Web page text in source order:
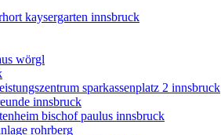
kaysergarten innsbruck
wörgl
sparkassenplatz 2 innsbruck
innsbruck
bischof paulus innsbruck
rohrberg